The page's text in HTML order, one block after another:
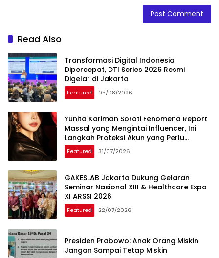
Read Also
Transformasi Digital Indonesia
Dipercepat, DTI Series 2026 Resmi
Digelar di Jakarta
Featured 05/08/2026
Yunita Kariman Soroti Fenomena Report
Massal yang Mengintai Influencer, Ini
Langkah Proteksi Akun yang Perlu
Diketahui
Featured 31/07/2026
GAKESLAB Jakarta Dukung Gelaran
Seminar Nasional XIII & Healthcare Expo
XI ARSSI 2026
Featured 22/07/2026
Presiden Prabowo: Anak Orang Miskin
Jangan Sampai Tetap Miskin